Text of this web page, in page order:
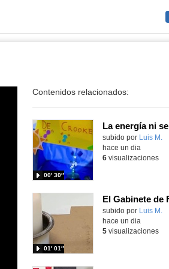
Contenidos relacionados:
Contenido educativo.
subido por Luis M.
00′ 30″
hace un dia
6visualizaciones
Contenido educativo.
subido por Luis M.
01′ 01″
hace un dia
5visualizaciones